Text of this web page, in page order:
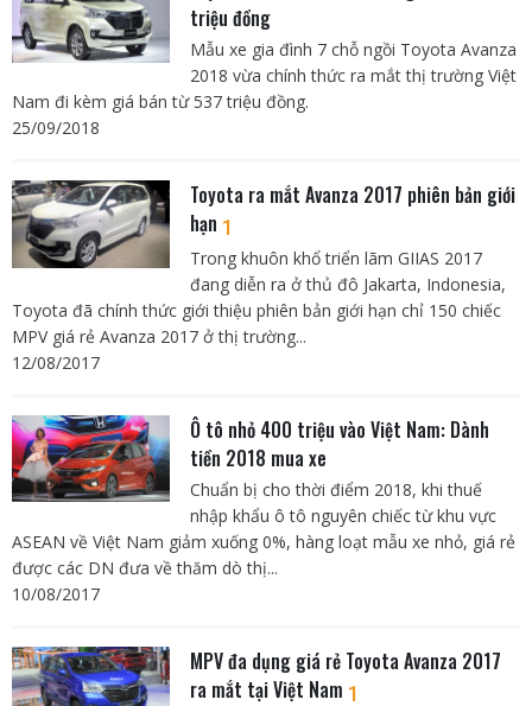
triệu đồng
Mẫu xe gia đình 7 chỗ ngồi Toyota Avanza
2018 vừa chính thức ra mắt thị trường Việt
Nam đi kèm giá bán từ 537 triệu đồng.
25/09/2018
Toyota ra mắt Avanza 2017 phiên bản giới
hạn 1
Trong khuôn khổ triển lãm GIIAS 2017
đang diễn ra ở thủ đô Jakarta, Indonesia,
Toyota đã chính thức giới thiệu phiên bản giới hạn chỉ 150 chiếc
MPV giá rẻ Avanza 2017 ở thị trường...
12/08/2017
Ô tô nhỏ 400 triệu vào Việt Nam: Dành
tiền 2018 mua xe
Chuẩn bị cho thời điểm 2018, khi thuế
nhập khẩu ô tô nguyên chiếc từ khu vực
ASEAN về Việt Nam giảm xuống 0%, hàng loạt mẫu xe nhỏ, giá rẻ
được các DN đưa về thăm dò thị...
10/08/2017
MPV đa dụng giá rẻ Toyota Avanza 2017
ra mắt tại Việt Nam 1